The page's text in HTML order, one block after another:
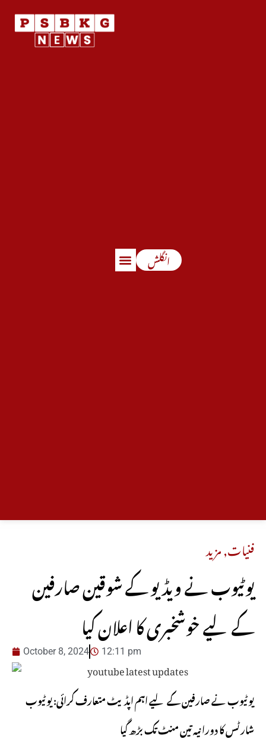
انگلش
فنیات,مزید
یوٹیوب نے ویڈیو کے شوقین صارفین
کے لیے خوشخبری کا اعلان کیا
October 8, 2024 12:11 pm
یوٹیوب نے صارفین کے لیے اہم اپڈیٹ متعارف کرائی: یوٹیوب
شارٹس کا دورانیہ تین منٹ تک بڑھ گیا